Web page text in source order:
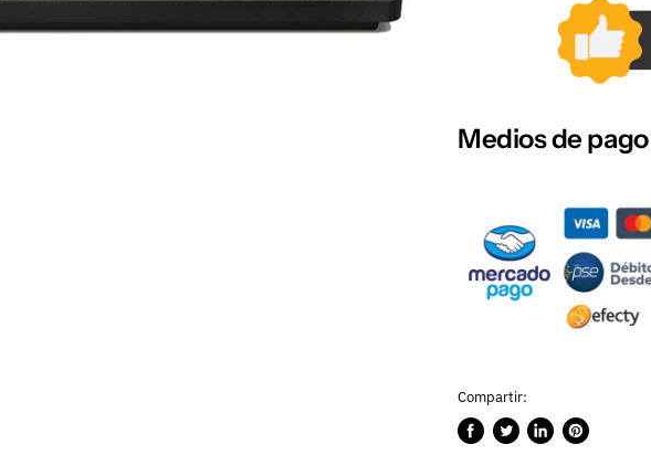
Medios de pago
Compartir:
CompartirPublicarCompartirGuardar